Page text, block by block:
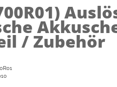
/ Zubehör